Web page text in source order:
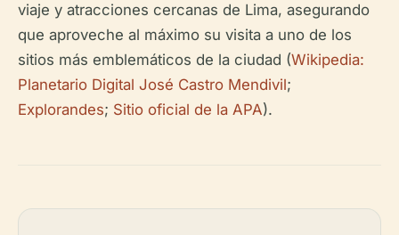
viaje y atracciones cercanas de Lima, asegurando
que aproveche al máximo su visita a uno de los
sitios más emblemáticos de la ciudad (Wikipedia:
Planetario Digital José Castro Mendivil;
Explorandes; Sitio oficial de la APA).